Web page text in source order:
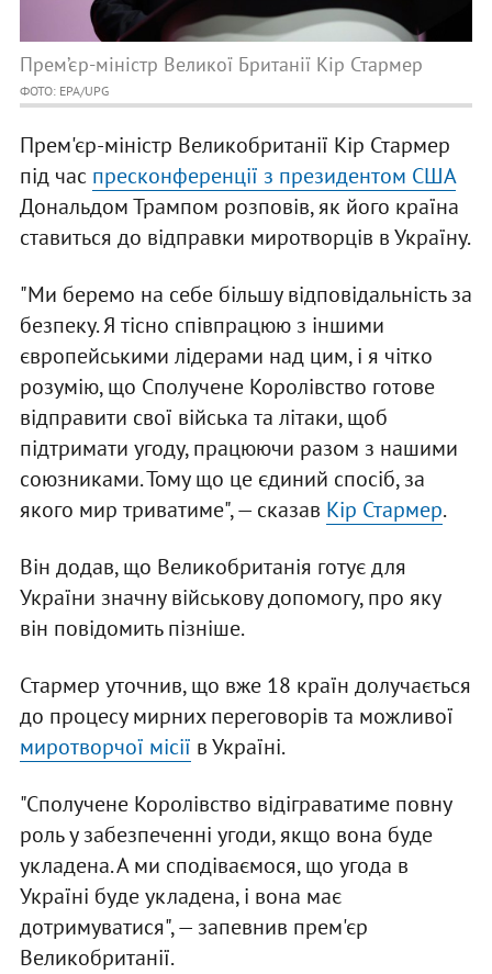
Прем’єр-міністр Великої Британії Кір Стармер
ФОТО: EPA/UPG
Прем'єр-міністр Великобританії Кір Стармер
під час пресконференції з президентом США
Дональдом Трампом розповів, як його країна
ставиться до відправки миротворців в Україну.
"Ми беремо на себе більшу відповідальність за
безпеку. Я тісно співпрацюю з іншими
європейськими лідерами над цим, і я чітко
розумію, що Сполучене Королівство готове
відправити свої війська та літаки, щоб
підтримати угоду, працюючи разом з нашими
союзниками. Тому що це єдиний спосіб, за
якого мир триватиме", — сказав Кір Стармер.
Він додав, що Великобританія готує для
України значну військову допомогу, про яку
він повідомить пізніше.
Стармер уточнив, що вже 18 країн долучається
до процесу мирних переговорів та можливої
миротворчої місії в Україні.
"Сполучене Королівство відіграватиме повну
роль у забезпеченні угоди, якщо вона буде
укладена. А ми сподіваємося, що угода в
Україні буде укладена, і вона має
дотримуватися", — запевнив прем'єр
Великобританії.